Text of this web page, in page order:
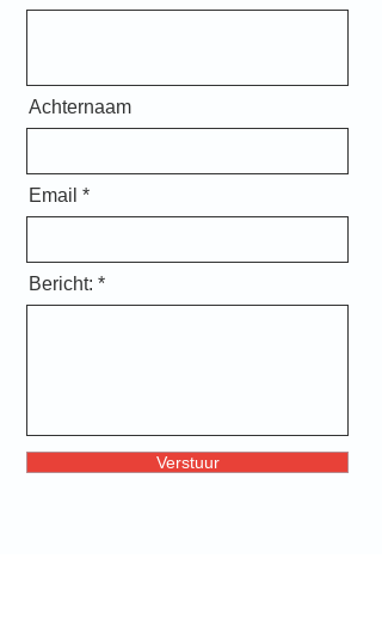
Achternaam
Email
Bericht:
Verstuur